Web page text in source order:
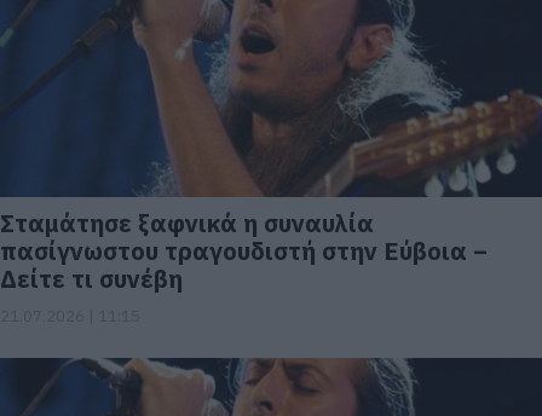
Σταμάτησε ξαφνικά η συναυλία
πασίγνωστου τραγουδιστή στην Εύβοια –
Δείτε τι συνέβη